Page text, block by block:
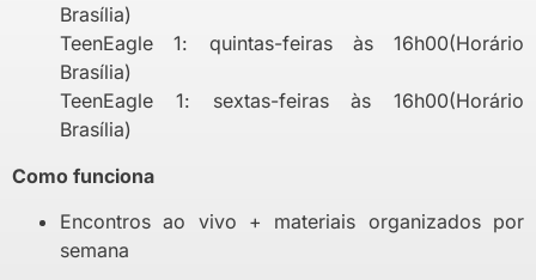
Brasília)
TeenEagle 1: quintas-feiras às 16h00(Horário
Brasília)
TeenEagle 1: sextas-feiras às 16h00(Horário
Brasília)
Como funciona
Encontros ao vivo + materiais organizados por
semana